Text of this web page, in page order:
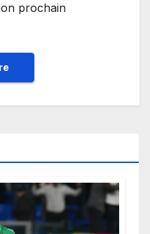
prochain